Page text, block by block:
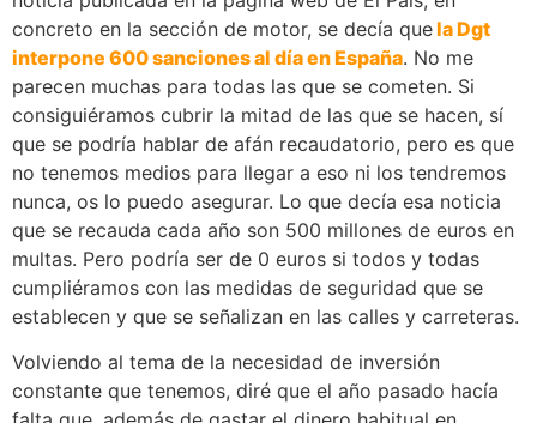
concreto en la sección de motor, se decía quela Dgt
interpone 600 sanciones al día en España. No me
parecen muchas para todas las que se cometen. Si
consiguiéramos cubrir la mitad de las que se hacen, sí
que se podría hablar de afán recaudatorio, pero es que
no tenemos medios para llegar a eso ni los tendremos
nunca, os lo puedo asegurar. Lo que decía esa noticia
que se recauda cada año son 500 millones de euros en
multas. Pero podría ser de 0 euros si todos y todas
cumpliéramos con las medidas de seguridad que se
establecen y que se señalizan en las calles y carreteras.
Volviendo al tema de la necesidad de inversión
constante que tenemos, diré que el año pasado hacía